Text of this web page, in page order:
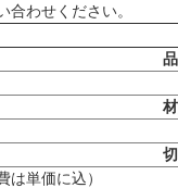
合わせください。
は単価に込）